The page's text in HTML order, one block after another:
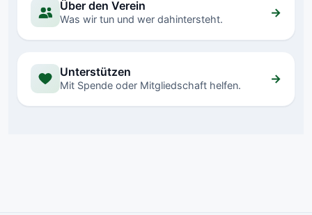
Über den Verein
Was wir tun und wer dahintersteht. →
Unterstützen
Mit Spende oder Mitgliedschaft helfen. →